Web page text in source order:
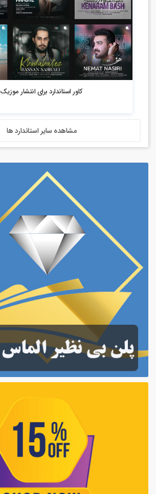
کاور استاندارد برای انتشار موزیک
مشاهده سایر استاندارد ها